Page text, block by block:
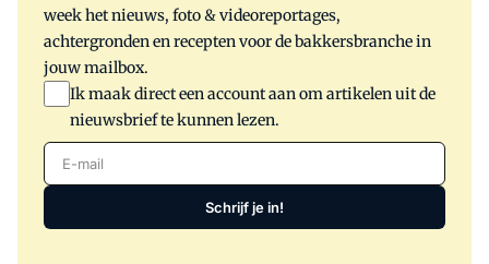
week het nieuws, foto & videoreportages,
achtergronden en recepten voor de bakkersbranche in
jouw mailbox.
Ik maak direct een account aan om artikelen uit de
nieuwsbrief te kunnen lezen.
E-mail
Schrijf je in!